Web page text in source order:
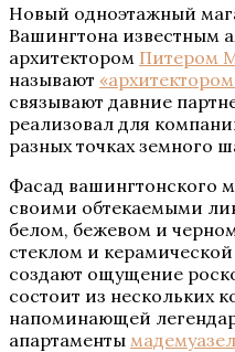
Новый одноэтажный
Вашингтона известным
архитектором Питером
называют
связывают давние
реализовал для
разных точках земного
Фасад вашингтонского
своими обтекаемыми
белом, бежевом и
стеклом и
создают ощущение
состоит из нескольких
напоминающей
апартаменты